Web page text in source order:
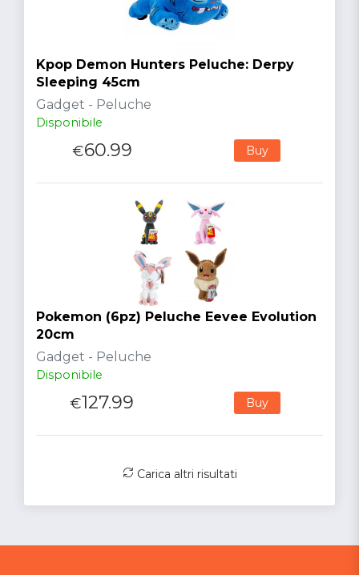
Kpop Demon Hunters Peluche: Derpy
Sleeping 45cm
Gadget - Peluche
Disponibile
€60.99 Buy
Pokemon (6pz) Peluche Eevee Evolution
20cm
Gadget - Peluche
Disponibile
€127.99 Buy
Carica altri risultati